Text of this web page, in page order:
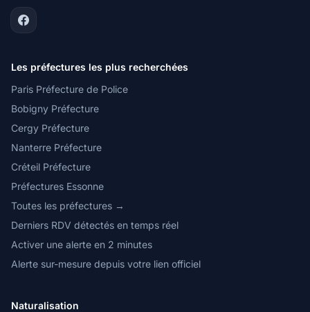
Les préfectures les plus recherchées
Paris Préfecture de Police
Bobigny Préfecture
Cergy Préfecture
Nanterre Préfecture
Créteil Préfecture
Préfectures Essonne
Toutes les préfectures →
Derniers RDV détectés en temps réel
Activer une alerte en 2 minutes
Alerte sur-mesure depuis votre lien officiel
Naturalisation